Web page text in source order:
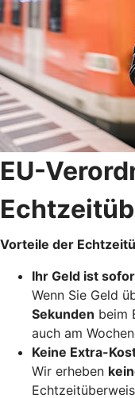
EU-
Vorteile der
Ihr Geld ist
Wenn Sie Geld
Sekunden beim
auch am
Keine Extra-
Wir erheben